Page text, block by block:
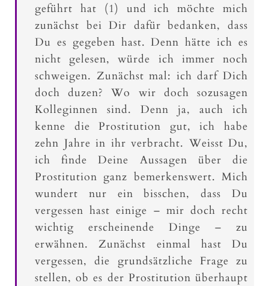
geführt hat (1) und ich möchte mich
zunächst bei Dir dafür bedanken, dass
Du es gegeben hast. Denn hätte ich es
nicht gelesen, würde ich immer noch
schweigen. Zunächst mal: ich darf Dich
doch duzen? Wo wir doch sozusagen
Kolleginnen sind. Denn ja, auch ich
kenne die Prostitution gut, ich habe
zehn Jahre in ihr verbracht. Weisst Du,
ich finde Deine Aussagen über die
Prostitution ganz bemerkenswert. Mich
wundert nur ein bisschen, dass Du
vergessen hast einige – mir doch recht
wichtig erscheinende Dinge – zu
erwähnen. Zunächst einmal hast Du
vergessen, die grundsätzliche Frage zu
stellen, ob es der Prostitution überhaupt